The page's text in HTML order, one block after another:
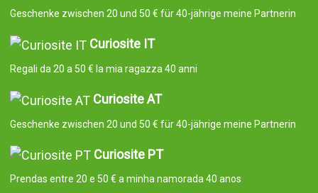
Geschenke zwischen 20 und 50 € für 40-jährige meine Partnerin
Curiosite IT
Regali da 20 a 50 € la mia ragazza 40 anni
Curiosite AT
Geschenke zwischen 20 und 50 € für 40-jährige meine Partnerin
Curiosite PT
Prendas entre 20 e 50 € a minha namorada 40 anos